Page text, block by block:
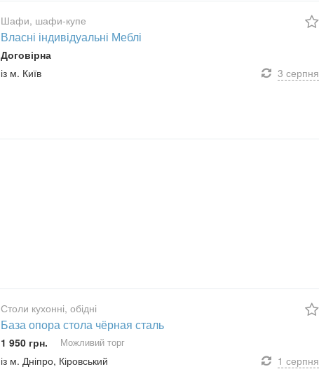
Шафи, шафи-купе
Власні індивідуальні Меблі
Договірна
із м. Київ
3 серпня
Столи кухонні, обідні
База опора стола чёрная сталь
1 950 грн. Можливий торг
із м. Дніпро, Кіровський 1 серпня